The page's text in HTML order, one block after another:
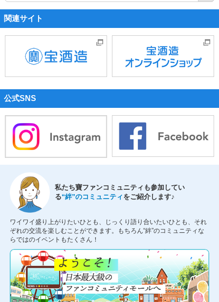
関連サイト
公式SNS
私たち寶ファンコミュニティも参加してい
る“絆”のコミュニティをご紹介します♪
ワイワイ盛り上がりたいひとも、じっくり語り合いたいひとも、それ
ぞれの交流を楽しむことができます。もちろん“絆”のコミュニティな
らではのイベントもたくさん！